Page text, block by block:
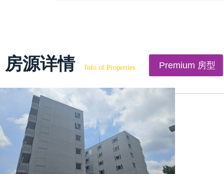
房源详情 Info of Properties Premium 房型